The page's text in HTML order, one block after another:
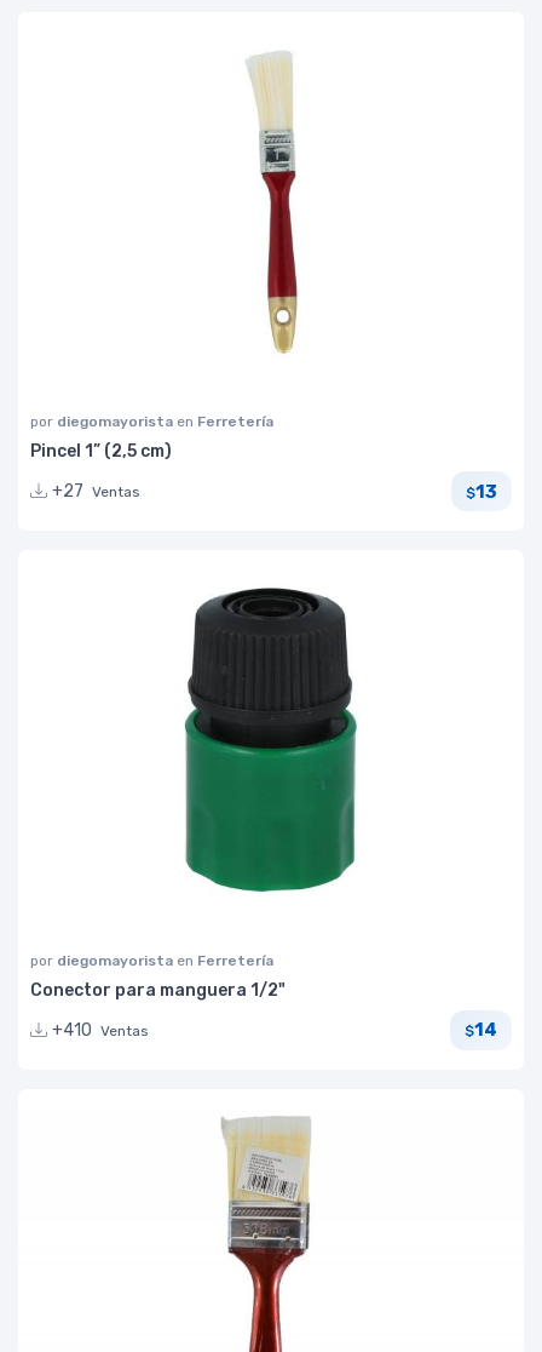
por diegomayorista en Ferretería
Pincel 1” (2,5 cm)
+27 Ventas $13
por diegomayorista en Ferretería
Conector para manguera 1/2"
+410 Ventas $14